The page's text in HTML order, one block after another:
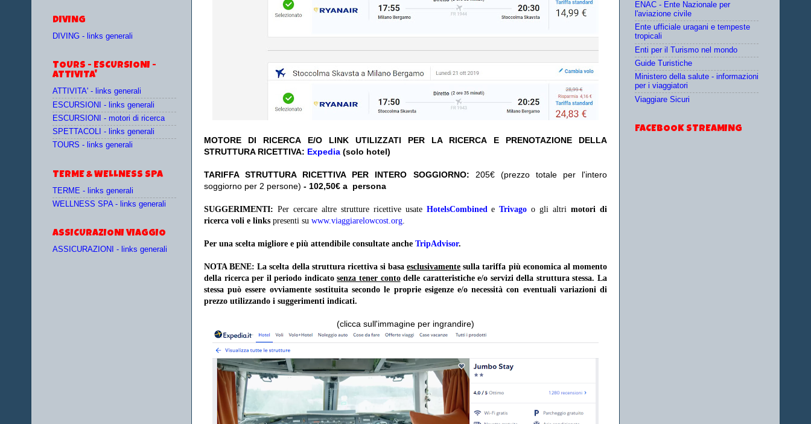
MOTORE DI RICERCA E/O LINK UTILIZZATI PER LA RICERCA E PRENOTAZIONE DELLA
STRUTTURA RICETTIVA: Expedia (solo hotel)
TARIFFA STRUTTURA RICETTIVA PER INTERO SOGGIORNO: 205€ (prezzo totale per l'intero
soggiorno per 2 persone) - 102,50€ a persona
SUGGERIMENTI: Per cercare altre strutture ricettive usate HotelsCombinedeTrivago o gli altrimotori di
ricerca voli e links presenti su www.viaggiarelowcost.org.
Per una scelta migliore e più attendibile consultate anche TripAdvisor.
NOTA BENE: La scelta della struttura ricettiva si basaesclusivamente sulla tariffa più economica al momento
della ricerca per il periodo indicatosenza tener contodelle caratteristiche e/o servizi della struttura stessa. La
stessa può essere ovviamente sostituita secondo le proprie esigenze e/o necessità con eventuali variazioni di
prezzo utilizzando i suggerimenti indicati.
(clicca sull'immagine per ingrandire)
DIVING
DIVING - links generali
TOURS - ESCURSIONI -
ATTIVITA'
ATTIVITA' - links generali
ESCURSIONI - links generali
ESCURSIONI - motori di ricerca
SPETTACOLI - links generali
TOURS - links generali
TERME & WELLNESS SPA
TERME - links generali
WELLNESS SPA - links generali
ASSICURAZIONI VIAGGIO
ASSICURAZIONI - links generali
ENAC - Ente Nazionale per
l'aviazione civile
Ente ufficiale uragani e tempeste
tropicali
Enti per il Turismo nel mondo
Guide Turistiche
Ministero della salute - informazioni
per i viaggiatori
Viaggiare Sicuri
FACEBOOK STREAMING